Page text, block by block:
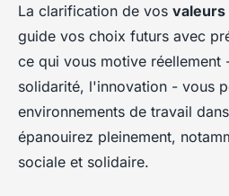
La clarification de vos
guide vos choix futurs avec
ce qui vous motive réellement
solidarité, l'innovation - vous
environnements de travail
épanouirez pleinement,
sociale et solidaire.